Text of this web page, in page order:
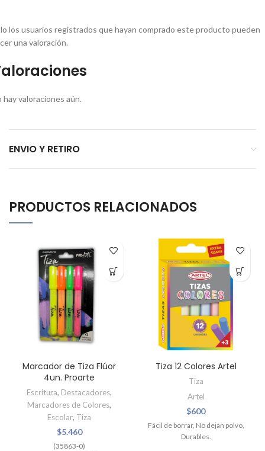
hay valoraciones aún.
los usuarios registrados que hayan comprado este producto pueden
una valoración.
ENVIO Y RETIRO
PRODUCTOS RELACIONADOS
Marcador de Tiza Flúor
4un. Proarte
Escritura, Destacadores,
Marcadores de Colores,
Escolar, Tiza
$5.460
(35863-0)
Tiza 12 Colores Artel
Tiza
Artel
$600
Fácil de borrar, No dejan polvo,
Durables.